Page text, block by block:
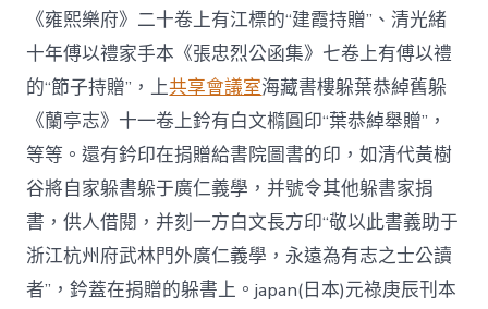
《雍熙樂府》二十卷上有江標的“建霞持贈”、清光緒
十年傅以禮家手本《張忠烈公函集》七卷上有傅以禮
的“節子持贈”，上共享會議室海藏書樓躲葉恭綽舊躲
《蘭亭志》十一卷上鈐有白文橢圓印“葉恭綽舉贈”，
等等。還有鈐印在捐贈給書院圖書的印，如清代黃樹
谷將自家躲書躲于廣仁義學，并號令其他躲書家捐
書，供人借閱，并刻一方白文長方印“敬以此書義助于
浙江杭州府武林門外廣仁義學，永遠為有志之士公讀
者”，鈐蓋在捐贈的躲書上。japan(日本)元祿庚辰刊本